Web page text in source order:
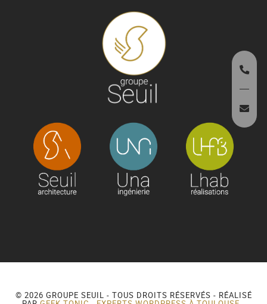
© 2026 GROUPE SEUIL - TOUS DROITS RÉSERVÉS - RÉALISÉ